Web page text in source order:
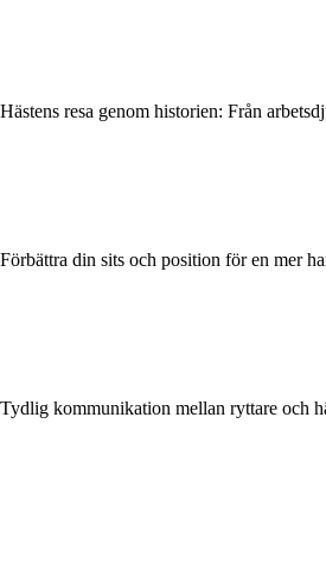
Hästens resa genom historien: Från
Förbättra din sits och position för en mer
Tydlig kommunikation mellan ryttare och